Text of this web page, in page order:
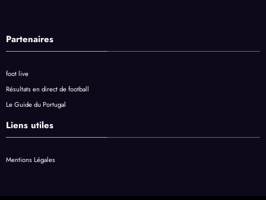
Partenaires
foot live
Résultats en direct de football
Le Guide du Portugal
Liens utiles
Mentions Légales